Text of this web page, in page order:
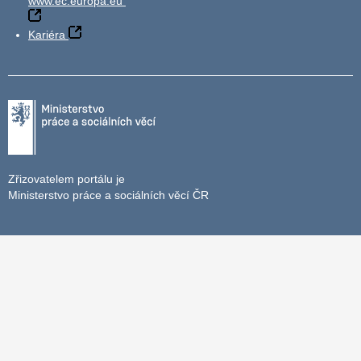
Kariéra
Zřizovatelem portálu je
Ministerstvo práce a sociálních věcí ČR